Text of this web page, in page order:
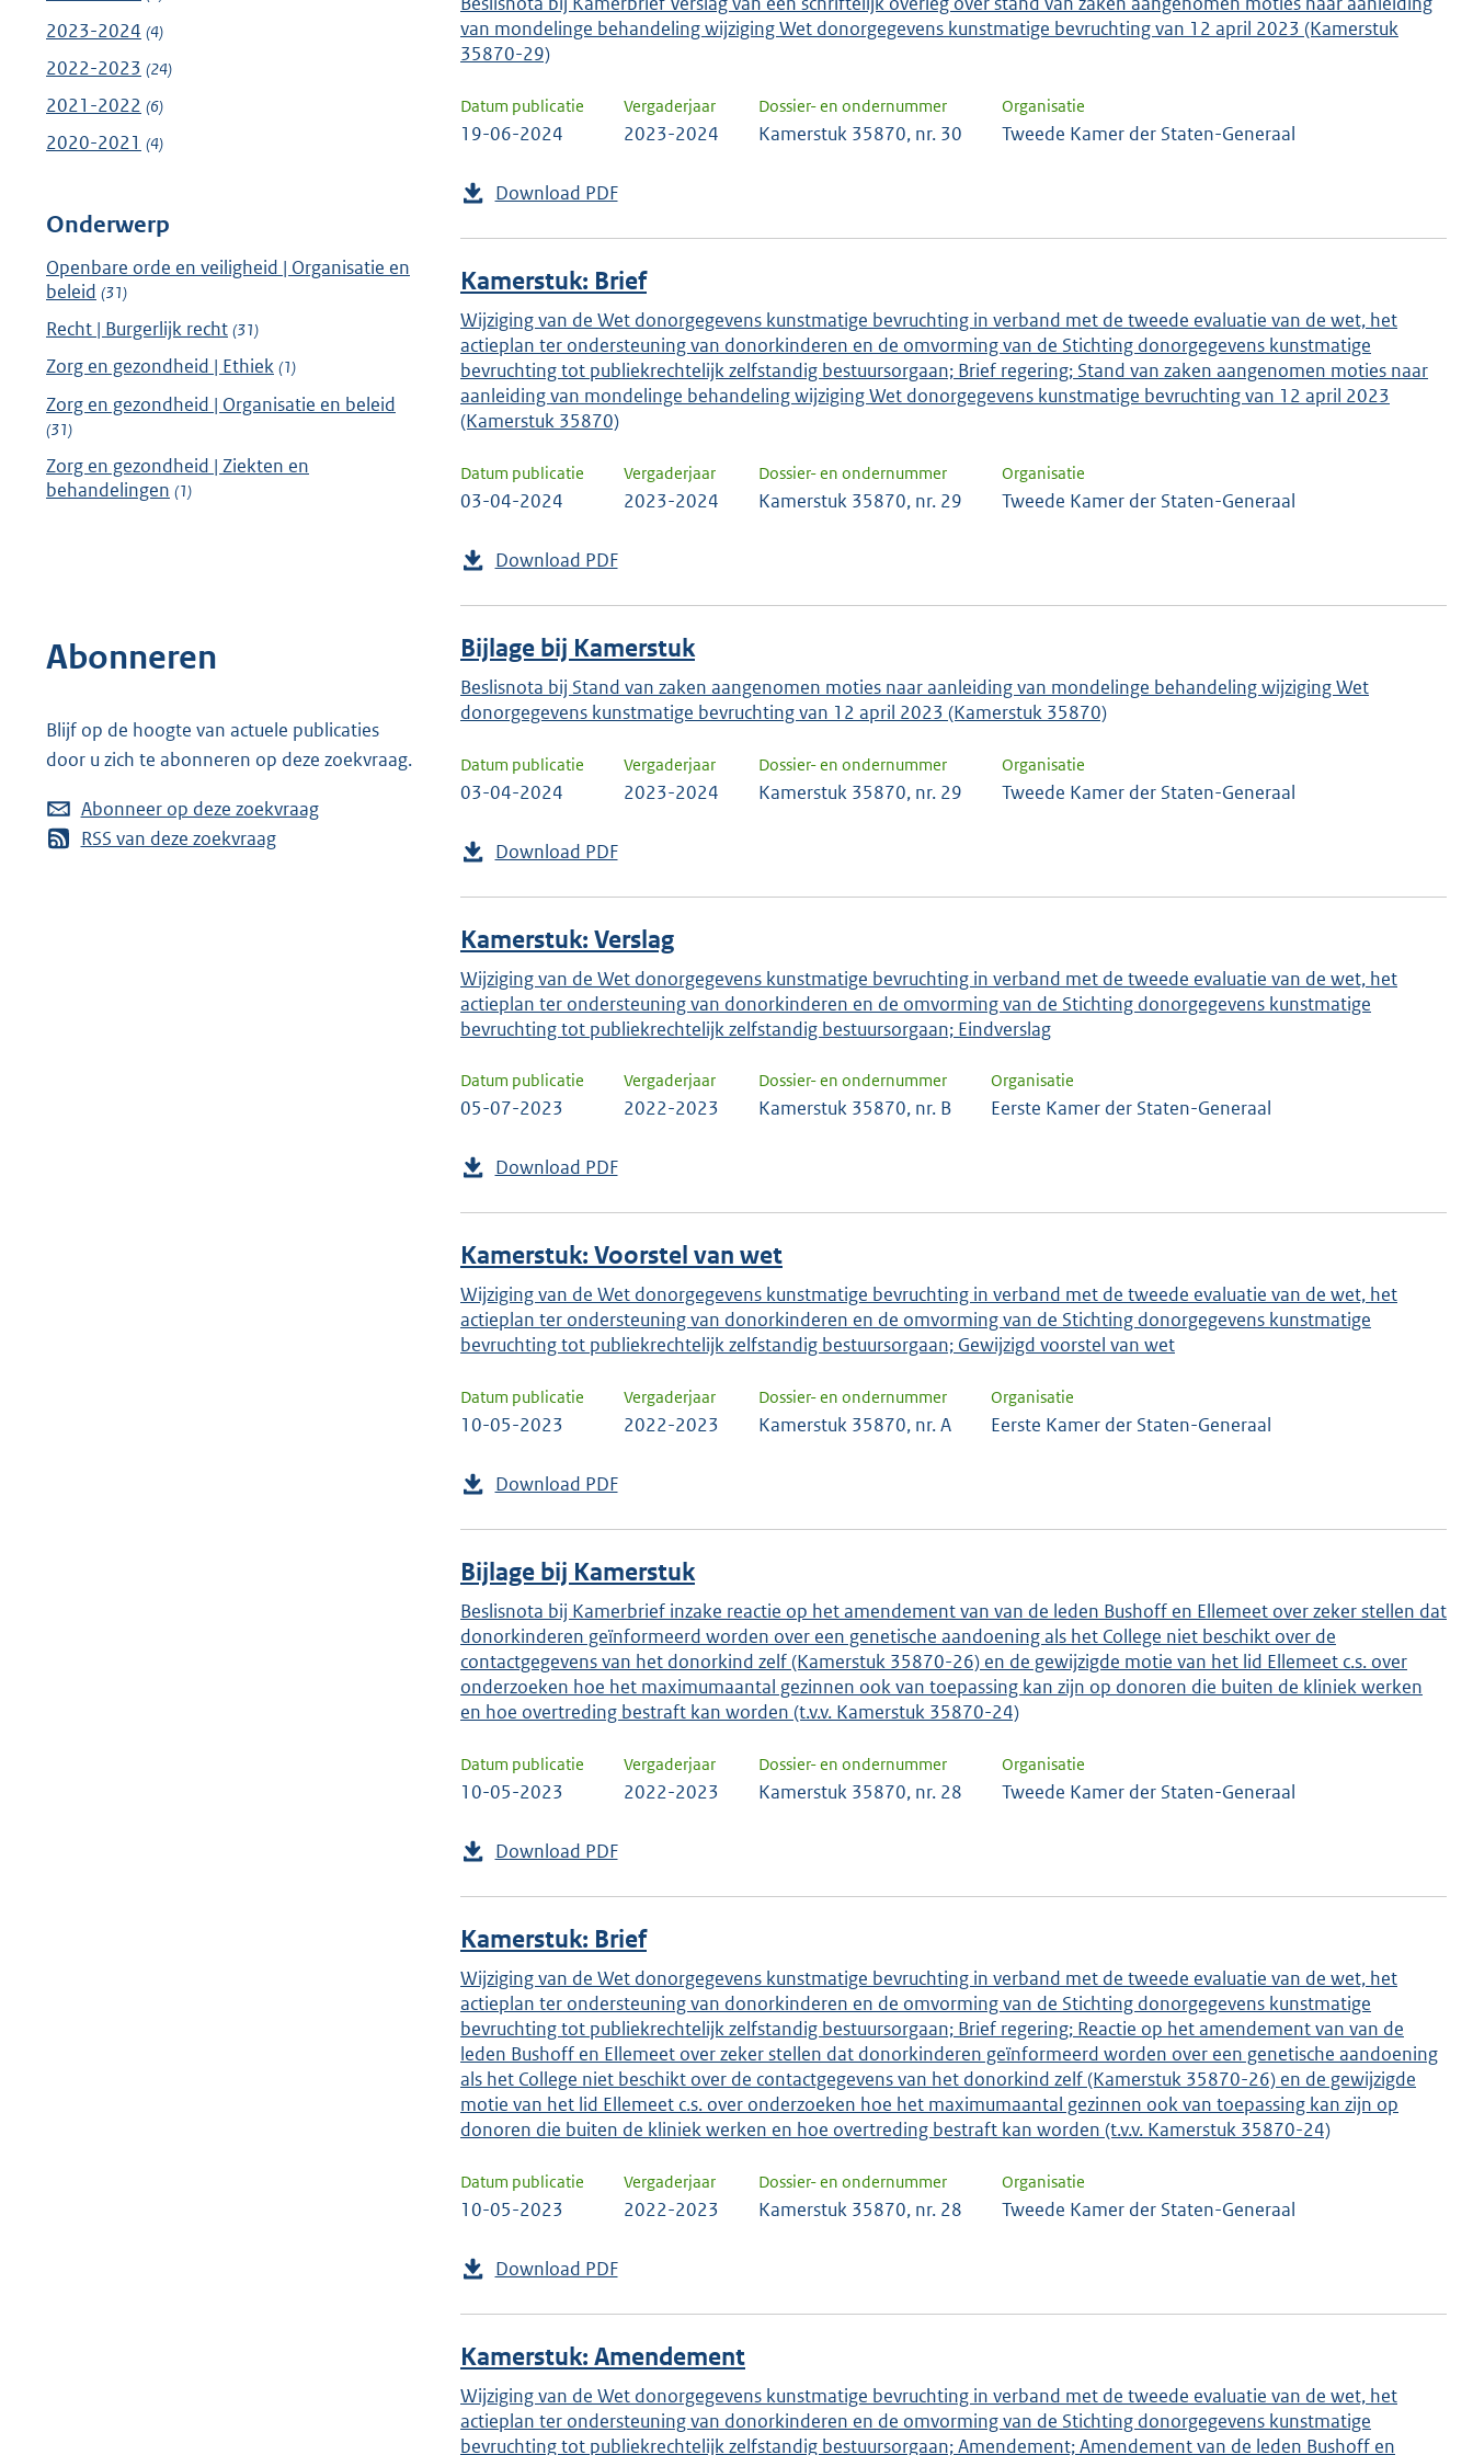
2023-2024 (4)
2022-2023 (24)
2021-2022 (6)
2020-2021 (4)
Onderwerp
Openbare orde en veiligheid | Organisatie en
beleid (31)
Recht | Burgerlijk recht (31)
Zorg en gezondheid | Ethiek (1)
Zorg en gezondheid | Organisatie en beleid
(31)
Zorg en gezondheid | Ziekten en
behandelingen (1)
Abonneren
Blijf op de hoogte van actuele publicaties
door u zich te abonneren op deze zoekvraag.
Abonneer op deze zoekvraag
RSS van deze zoekvraag
van mondelinge behandeling wijziging Wet donorgegevens kunstmatige bevruchting van 12 april 2023 (Kamerstuk
35870-29)
Datum publicatie
19-06-2024
Vergaderjaar
2023-2024
Dossier- en ondernummer
Kamerstuk 35870, nr. 30
Organisatie
Tweede Kamer der Staten-Generaal
Download PDF
Kamerstuk: Brief
Wijziging van de Wet donorgegevens kunstmatige bevruchting in verband met de tweede evaluatie van de wet, het
actieplan ter ondersteuning van donorkinderen en de omvorming van de Stichting donorgegevens kunstmatige
bevruchting tot publiekrechtelijk zelfstandig bestuursorgaan; Brief regering; Stand van zaken aangenomen moties naar
aanleiding van mondelinge behandeling wijziging Wet donorgegevens kunstmatige bevruchting van 12 april 2023
(Kamerstuk 35870)
Datum publicatie
03-04-2024
Vergaderjaar
2023-2024
Dossier- en ondernummer
Kamerstuk 35870, nr. 29
Organisatie
Tweede Kamer der Staten-Generaal
Download PDF
Bijlage bij Kamerstuk
Beslisnota bij Stand van zaken aangenomen moties naar aanleiding van mondelinge behandeling wijziging Wet
donorgegevens kunstmatige bevruchting van 12 april 2023 (Kamerstuk 35870)
Datum publicatie
03-04-2024
Vergaderjaar
2023-2024
Dossier- en ondernummer
Kamerstuk 35870, nr. 29
Organisatie
Tweede Kamer der Staten-Generaal
Download PDF
Kamerstuk: Verslag
Wijziging van de Wet donorgegevens kunstmatige bevruchting in verband met de tweede evaluatie van de wet, het
actieplan ter ondersteuning van donorkinderen en de omvorming van de Stichting donorgegevens kunstmatige
bevruchting tot publiekrechtelijk zelfstandig bestuursorgaan; Eindverslag
Datum publicatie
05-07-2023
Vergaderjaar
2022-2023
Dossier- en ondernummer
Kamerstuk 35870, nr. B
Organisatie
Eerste Kamer der Staten-Generaal
Download PDF
Kamerstuk: Voorstel van wet
Wijziging van de Wet donorgegevens kunstmatige bevruchting in verband met de tweede evaluatie van de wet, het
actieplan ter ondersteuning van donorkinderen en de omvorming van de Stichting donorgegevens kunstmatige
bevruchting tot publiekrechtelijk zelfstandig bestuursorgaan; Gewijzigd voorstel van wet
Datum publicatie
10-05-2023
Vergaderjaar
2022-2023
Dossier- en ondernummer
Kamerstuk 35870, nr. A
Organisatie
Eerste Kamer der Staten-Generaal
Download PDF
Bijlage bij Kamerstuk
Beslisnota bij Kamerbrief inzake reactie op het amendement van van de leden Bushoff en Ellemeet over zeker stellen dat
donorkinderen geïnformeerd worden over een genetische aandoening als het College niet beschikt over de
contactgegevens van het donorkind zelf (Kamerstuk 35870-26) en de gewijzigde motie van het lid Ellemeet c.s. over
onderzoeken hoe het maximumaantal gezinnen ook van toepassing kan zijn op donoren die buiten de kliniek werken
en hoe overtreding bestraft kan worden (t.v.v. Kamerstuk 35870-24)
Datum publicatie
10-05-2023
Vergaderjaar
2022-2023
Dossier- en ondernummer
Kamerstuk 35870, nr. 28
Organisatie
Tweede Kamer der Staten-Generaal
Download PDF
Kamerstuk: Brief
Wijziging van de Wet donorgegevens kunstmatige bevruchting in verband met de tweede evaluatie van de wet, het
actieplan ter ondersteuning van donorkinderen en de omvorming van de Stichting donorgegevens kunstmatige
bevruchting tot publiekrechtelijk zelfstandig bestuursorgaan; Brief regering; Reactie op het amendement van van de
leden Bushoff en Ellemeet over zeker stellen dat donorkinderen geïnformeerd worden over een genetische aandoening
als het College niet beschikt over de contactgegevens van het donorkind zelf (Kamerstuk 35870-26) en de gewijzigde
motie van het lid Ellemeet c.s. over onderzoeken hoe het maximumaantal gezinnen ook van toepassing kan zijn op
donoren die buiten de kliniek werken en hoe overtreding bestraft kan worden (t.v.v. Kamerstuk 35870-24)
Datum publicatie
10-05-2023
Vergaderjaar
2022-2023
Dossier- en ondernummer
Kamerstuk 35870, nr. 28
Organisatie
Tweede Kamer der Staten-Generaal
Download PDF
Kamerstuk: Amendement
Wijziging van de Wet donorgegevens kunstmatige bevruchting in verband met de tweede evaluatie van de wet, het
actieplan ter ondersteuning van donorkinderen en de omvorming van de Stichting donorgegevens kunstmatige
bevruchting tot publiekrechtelijk zelfstandig bestuursorgaan; Amendement; Amendement van de leden Bushoff en